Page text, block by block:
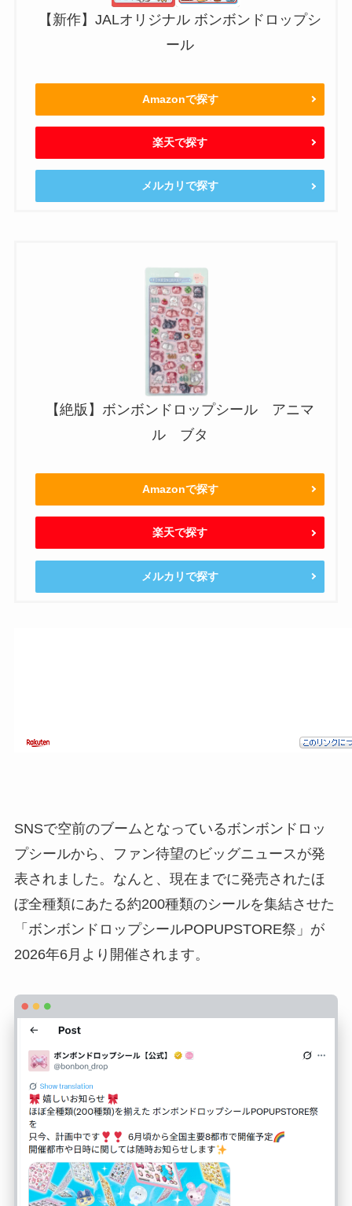
【新作】JALオリジナル ボンボンドロップシ
ール
Amazonで探す
楽天で探す
メルカリで探す
【絶版】ボンボンドロップシール アニマ
ル ブタ
Amazonで探す
楽天で探す
メルカリで探す
SNSで空前のブームとなっているボンボンドロッ
プシールから、ファン待望のビッグニュースが発
表されました。なんと、現在までに発売されたほ
ぼ全種類にあたる約200種類のシールを集結させた
「ボンボンドロップシールPOPUPSTORE祭」が
2026年6月より開催されます。